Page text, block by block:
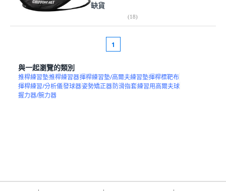
缺貨
(18)
1
與一起瀏覽的類別
推桿練習墊推桿練習器揮桿練習墊/高爾夫練習墊揮桿標靶布
揮桿練習/分析儀發球器姿勢矯正器防滑指套練習用高爾夫球
握力器/腕力器